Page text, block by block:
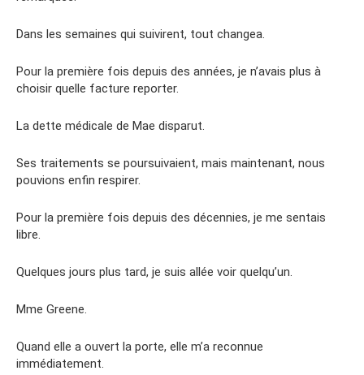
Dans les semaines qui suivirent, tout changea.
Pour la première fois depuis des années, je n’avais plus à
choisir quelle facture reporter.
La dette médicale de Mae disparut.
Ses traitements se poursuivaient, mais maintenant, nous
pouvions enfin respirer.
Pour la première fois depuis des décennies, je me sentais
libre.
Quelques jours plus tard, je suis allée voir quelqu’un.
Mme Greene.
Quand elle a ouvert la porte, elle m’a reconnue
immédiatement.